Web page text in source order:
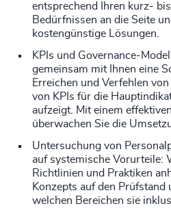
entsprechend Ihren kurz-
Bedürfnissen an die Seite
kostengünstige Lösungen.
KPIs und Governance-
gemeinsam mit Ihnen eine
Erreichen und Verfehlen
von KPIs für die
aufzeigt. Mit einem
überwachen Sie die
Untersuchung von
auf systemische Vorurteile:
Richtlinien und Praktiken
Konzepts auf den Prüfstand
welchen Bereichen sie